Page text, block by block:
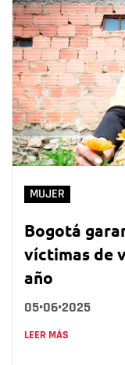
MUJER
Bogotá
víctimas de
año
05•06•2025
LEER MÁS